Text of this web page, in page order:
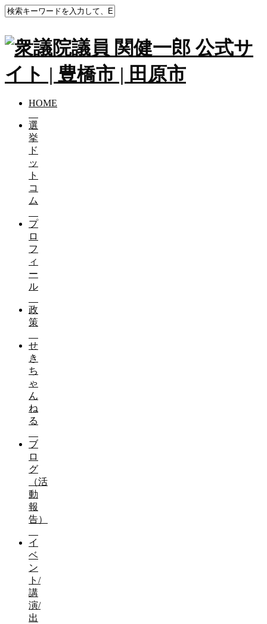
HOME
選
挙
ド
ッ
ト
コ
ム
プ
ロ
フ
ィ
ー
ル
政
策
せ
き
ち
ゃ
ん
ね
る
ブ
ロ
グ
（活
動
報
告）
イ
ベ
ン
ト/
講
演/
出